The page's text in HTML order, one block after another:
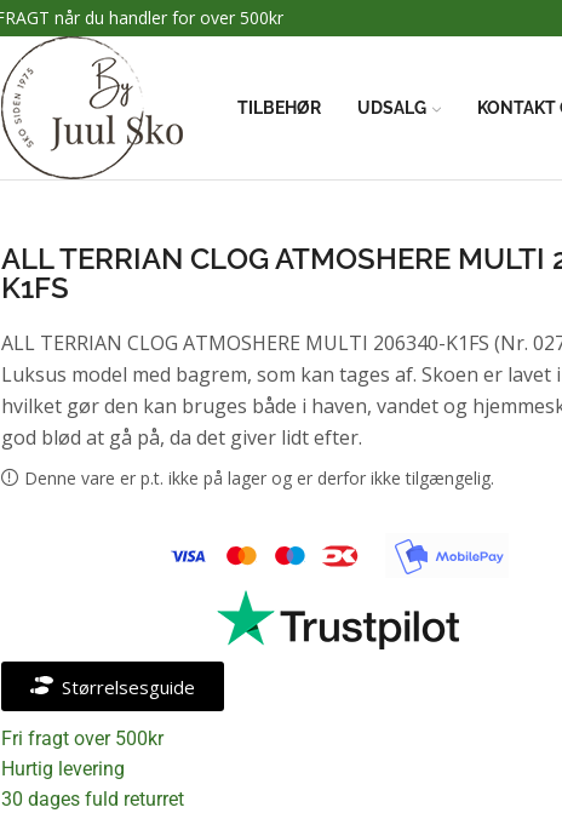
når du handler for over 500kr
TILBEHØR UDSALG KONTAKT
ALL TERRIAN CLOG ATMOSHERE
K1FS
ALL TERRIAN CLOG ATMOSHERE MULTI 206340-K1FS (Nr.
Luksus model med bagrem, som kan tages af. Skoen er lavet
hvilket gør den kan bruges både i haven, vandet og
god blød at gå på, da det giver lidt efter.
Denne vare er p.t. ikke på lager og er derfor ikke tilgængelig.
Størrelsesguide
Fri fragt over 500kr
Hurtig levering
30 dages fuld returret